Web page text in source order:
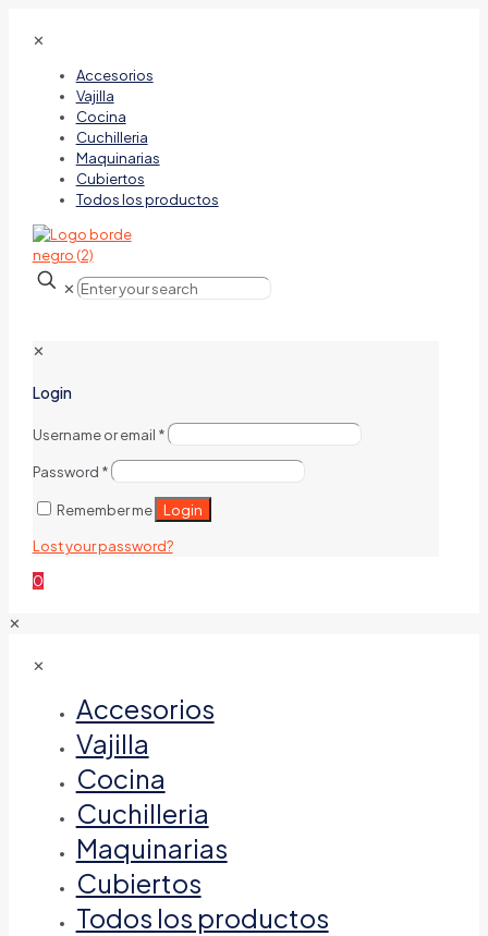
✕
Accesorios
Vajilla
Cocina
Cuchilleria
Maquinarias
Cubiertos
Todos los productos
✕
✕
Login
Username or email *
Password *
Remember me Login
Lost your password?
0
✕
✕
Accesorios
Vajilla
Cocina
Cuchilleria
Maquinarias
Cubiertos
Todos los productos